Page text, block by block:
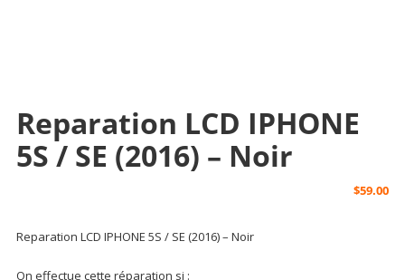
Reparation LCD IPHONE
5S / SE (2016) – Noir
$59.00
Reparation LCD IPHONE 5S / SE (2016) – Noir
On effectue cette réparation si :